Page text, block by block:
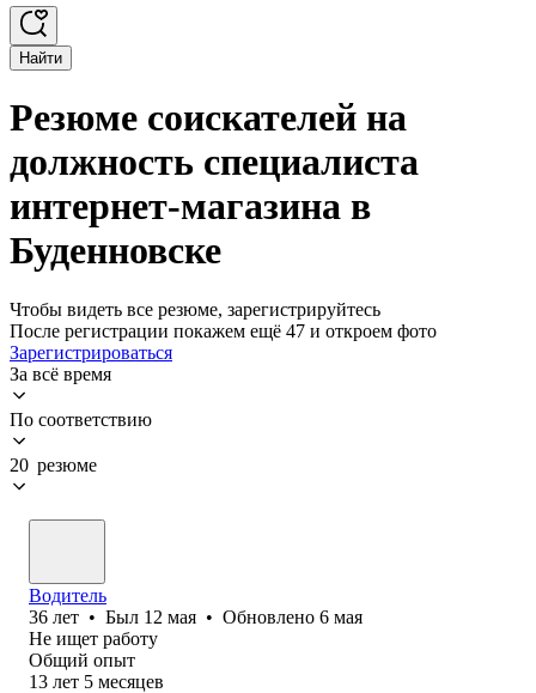
Найти
Резюме соискателей на
должность специалиста
интернет-магазина в
Буденновске
Чтобы видеть все резюме, зарегистрируйтесь
После регистрации покажем ещё 47 и откроем фото
Зарегистрироваться
За всё время
По соответствию
20 резюме
Водитель
36 лет • Был 12 мая • Обновлено 6 мая
Не ищет работу
Общий опыт
13 лет 5 месяцев